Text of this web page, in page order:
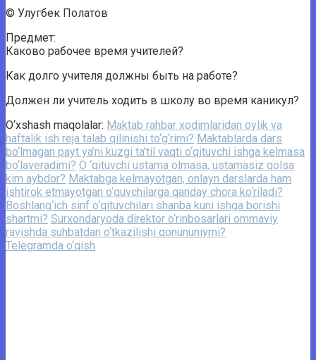
© Улугбек Полатов
Предмет:
Каково рабочее время учителей?
Как долго учителя должны быть на работе?
Должен ли учитель ходить в школу во время каникул?
O‘xshash maqolalar: Maktab rahbar xodimlaridan oylik va
haftalik ish reja talab qilinishi to‘g‘rimi? Maktablarda dars
bo‘lmagan payt ya’ni kuzgi ta’til vaqti o‘qituvchi ishga kelmasa
bo‘laveradimi? O ‘qituvchi ustama olmasa, ustamasiz qolsa
kim aybdor? Maktabga kelmayotgan, onlayn darslarda ham
ishtirok etmayotgan o‘quvchilarga qanday chora ko‘riladi?
Boshlang‘ich sinf o‘qituvchilari shanba kuni ishga borishi
shartmi? Surxondaryoda dirеktor o‘rinbosarlari ommaviy
ravishda suhbatdan o‘tkazilishi qonununiymi?
Telegramda o‘qish